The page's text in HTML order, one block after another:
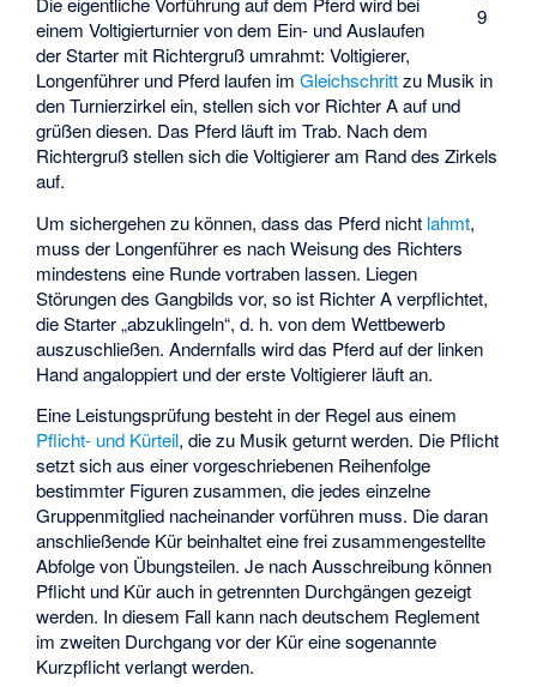
9
einem Voltigierturnier von dem Ein- und Auslaufen
der Starter mit Richtergruß umrahmt: Voltigierer,
Longenführer und Pferd laufen imGleichschrittzu Musik in
den Turnierzirkel ein, stellen sich vor Richter A auf und
grüßen diesen. Das Pferd läuft im Trab. Nach dem
Richtergruß stellen sich die Voltigierer am Rand des Zirkels
auf.
Um sichergehen zu können, dass das Pferd nicht lahmt,
muss der Longenführer es nach Weisung des Richters
mindestens eine Runde vortraben lassen. Liegen
Störungen des Gangbilds vor, so ist Richter A verpflichtet,
die Starter „abzuklingeln“, d. h. von dem Wettbewerb
auszuschließen. Andernfalls wird das Pferd auf der linken
Hand angaloppiert und der erste Voltigierer läuft an.
Eine Leistungsprüfung besteht in der Regel aus einem
Pflicht- und Kürteil, die zu Musik geturnt werden. Die Pflicht
setzt sich aus einer vorgeschriebenen Reihenfolge
bestimmter Figuren zusammen, die jedes einzelne
Gruppenmitglied nacheinander vorführen muss. Die daran
anschließende Kür beinhaltet eine frei zusammengestellte
Abfolge von Übungsteilen. Je nach Ausschreibung können
Pflicht und Kür auch in getrennten Durchgängen gezeigt
werden. In diesem Fall kann nach deutschem Reglement
im zweiten Durchgang vor der Kür eine sogenannte
Kurzpflicht verlangt werden.